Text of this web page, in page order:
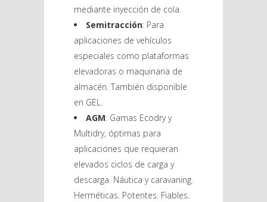
mediante inyección de cola.
Semitracción: Para
aplicaciones de vehículos
especiales como plataformas
elevadoras o maquinaria de
almacén. También disponible
en GEL.
AGM: Gamas Ecodry y
Multidry, óptimas para
aplicaciones que requieran
elevados ciclos de carga y
descarga. Náutica y caravaning.
Herméticas. Potentes. Fiables.